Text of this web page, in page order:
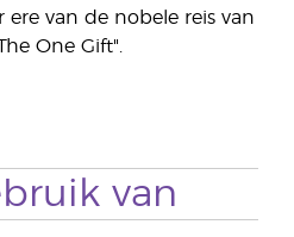
ere van de nobele reis van
One Gift".
van